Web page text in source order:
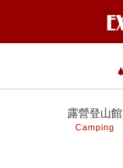
露營登山館
Camping